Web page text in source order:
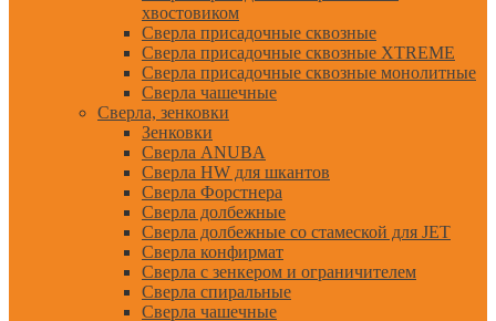
хвостовиком
Сверла присадочные сквозные
Сверла присадочные сквозные XTREME
Сверла присадочные сквозные монолитные
Сверла чашечные
Сверла, зенковки
Зенковки
Сверла ANUBA
Сверла HW для шкантов
Сверла Форстнера
Сверла долбежные
Сверла долбежные со стамеской для JET
Сверла конфирмат
Сверла с зенкером и ограничителем
Сверла спиральные
Сверла чашечные